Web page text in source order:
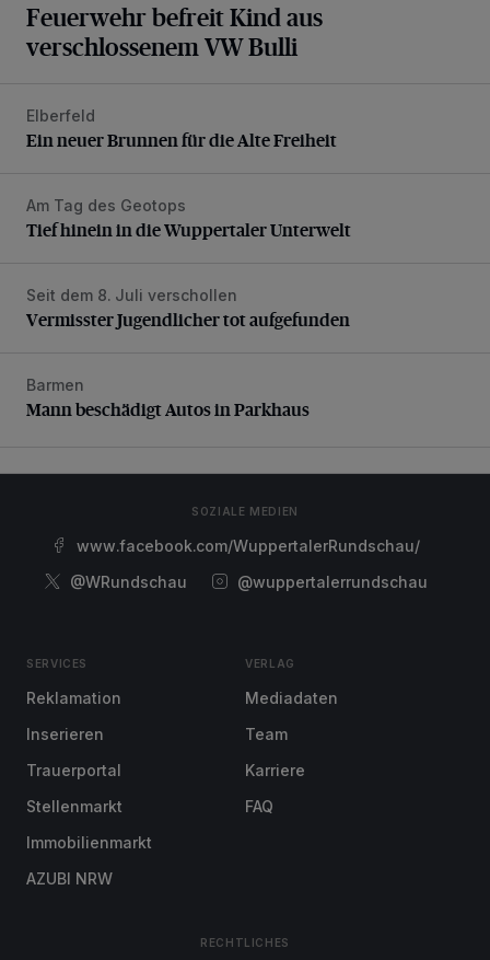
Feuerwehr befreit Kind aus
verschlossenem VW Bulli
Ein neuer Brunnen für die Alte Freiheit
Elberfeld
Ein neuer Brunnen für die Alte Freiheit
Tief hinein in die Wuppertaler Unterwelt
Am Tag des Geotops
Tief hinein in die Wuppertaler Unterwelt
Vermisster Jugendlicher tot aufgefunden
Seit dem 8. Juli verschollen
Vermisster Jugendlicher tot aufgefunden
Mann beschädigt Autos in Parkhaus
Barmen
Mann beschädigt Autos in Parkhaus
SOZIALE MEDIEN
www.facebook.com/WuppertalerRundschau/
@WRundschau
@wuppertalerrundschau
SERVICES
Reklamation
Inserieren
Trauerportal
Stellenmarkt
Immobilienmarkt
AZUBI NRW
VERLAG
Mediadaten
Team
Karriere
FAQ
RECHTLICHES